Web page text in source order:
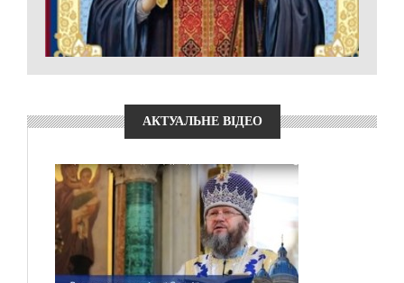
АКТУАЛЬНЕ ВІДЕО